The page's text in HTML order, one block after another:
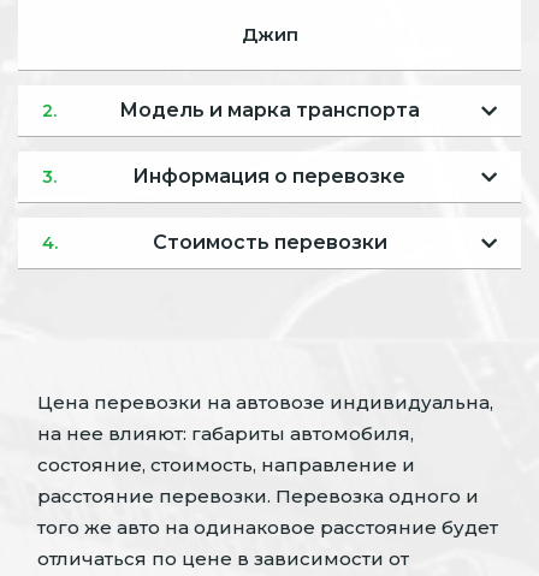
Джип
2. Модель и марка транспорта
3. Информация о перевозке
4. Стоимость перевозки
Цена перевозки на автовозе индивидуальна,
на нее влияют: габариты автомобиля,
состояние, стоимость, направление и
расстояние перевозки. Перевозка одного и
того же авто на одинаковое расстояние будет
отличаться по цене в зависимости от